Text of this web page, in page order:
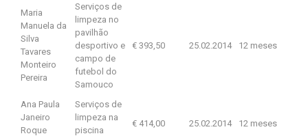
Maria
Manuela da
Silva
Tavares
Monteiro
Pereira
Serviços de
limpeza no
pavilhão
desportivo e
campo de
futebol do
Samouco
€ 393,50 25.02.2014 12 meses
Ana Paula
Janeiro
Roque
Serviços de
limpeza na
piscina
€ 414,00 25.02.2014 12 meses